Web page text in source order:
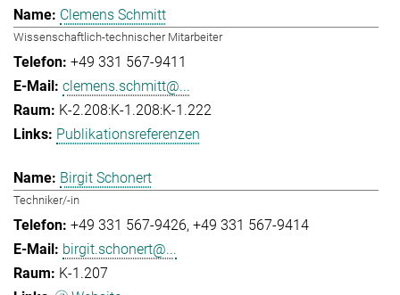
Clemens Schmitt
Wissenschaftlich-technischer Mitarbeiter
+49 331 567-9411
clemens.schmitt@...
K-2.208:K-1.208:K-1.222
Publikationsreferenzen
Birgit Schonert
Techniker/-in
+49 331 567-9426 +49 331 567-9414
birgit.schonert@...
K-1.207